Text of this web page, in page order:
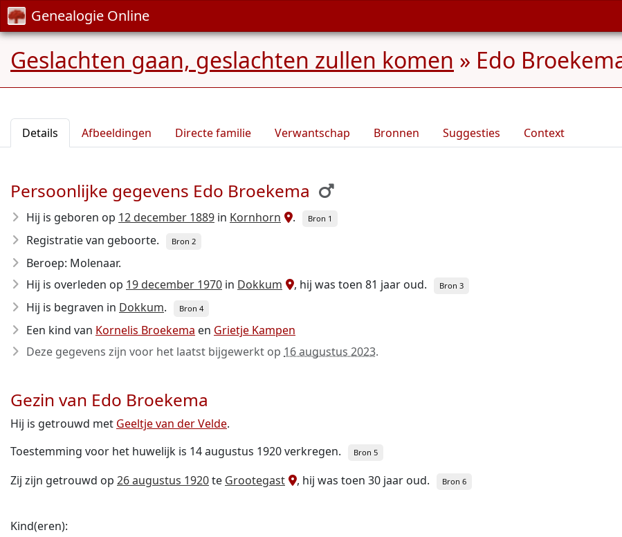
Genealogie Online
Geslachten gaan, geslachten zullen komen » Edo
Details Afbeeldingen Directe familie Verwantschap Bronnen Suggesties Context
Persoonlijke gegevens Edo Broekema
Hij is geboren op 12 december 1889 in Kornhorn . Bron 1
Registratie van geboorte. Bron 2
Beroep: Molenaar.
Hij is overleden op 19 december 1970 in Dokkum , hij was toen 81 jaar oud. Bron 3
Hij is begraven in Dokkum. Bron 4
Een kind van Kornelis Broekema en Grietje Kampen
Deze gegevens zijn voor het laatst bijgewerkt op 16 augustus 2023.
Gezin van Edo Broekema
Hij is getrouwd met Geeltje van der Velde.
Toestemming voor het huwelijk is 14 augustus 1920 verkregen.
Bron 5
Zij zijn getrouwd op 26 augustus 1920te Grootegast , hij was toen 30 jaar oud. Bron 6
Kind(eren):